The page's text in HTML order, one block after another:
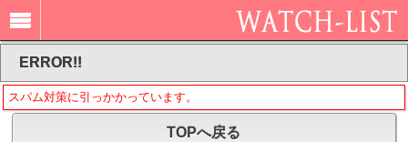
ERROR!!
スパム対策に引っかかっています。
TOPへ戻る